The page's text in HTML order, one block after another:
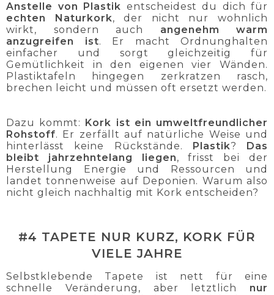
Anstelle von Plastik entscheidest du dich für
echten Naturkork, der nicht nur wohnlich
wirkt, sondern auch angenehm warm
anzugreifen ist. Er macht Ordnunghalten
einfacher und sorgt gleichzeitig für
Gemütlichkeit in den eigenen vier Wänden.
Plastiktafeln hingegen zerkratzen rasch,
brechen leicht und müssen oft ersetzt werden.
Dazu kommt:
Kork ist ein umweltfreundlicher
Rohstoff. Er zerfällt auf natürliche Weise und
hinterlässt keine Rückstände.
Plastik?
Das
bleibt jahrzehntelang liegen, frisst bei der
Herstellung Energie und Ressourcen und
landet tonnenweise auf Deponien. Warum also
nicht gleich nachhaltig mit Kork entscheiden?
#4 TAPETE NUR KURZ, KORK FÜR
VIELE JAHRE
Selbstklebende Tapete ist nett für eine
schnelle Veränderung, aber letztlich nur